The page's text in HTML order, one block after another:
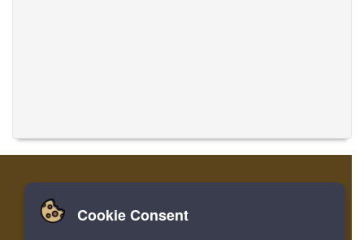
집 로그인 레지스터
Cookie Consent